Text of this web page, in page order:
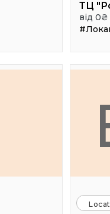
ТЦ
від